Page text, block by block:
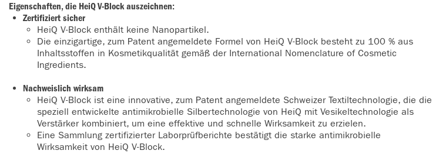
Eigenschaften, die HeiQ V-Block auszeichnen:
Zertifiziert sicher
HeiQ V-Block enthält keine Nanopartikel.
Die einzigartige, zum Patent angemeldete Formel von HeiQ V-Block besteht zu 100 % aus
Inhaltsstoffen in Kosmetikqualität gemäß der International Nomenclature of Cosmetic
Ingredients.
Nachweislich wirksam
HeiQ V-Block ist eine innovative, zum Patent angemeldete Schweizer Textiltechnologie, die die
speziell entwickelte antimikrobielle Silbertechnologie von HeiQ mit Vesikeltechnologie als
Verstärker kombiniert, um eine effektive und schnelle Wirksamkeit zu erzielen.
Eine Sammlung zertifizierter Laborprüfberichte bestätigt die starke antimikrobielle
Wirksamkeit von HeiQ V-Block.